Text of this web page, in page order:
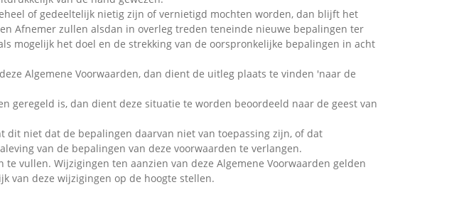
of gedeeltelijk nietig zijn of vernietigd mochten worden, dan blijft het
Afnemer zullen alsdan in overleg treden teneinde nieuwe bepalingen ter
mogelijk het doel en de strekking van de oorspronkelijke bepalingen in acht
Algemene Voorwaarden, dan dient de uitleg plaats te vinden 'naar de
geregeld is, dan dient deze situatie te worden beoordeeld naar de geest van
dit niet dat de bepalingen daarvan niet van toepassing zijn, of dat
van de bepalingen van deze voorwaarden te verlangen.
vullen. Wijzigingen ten aanzien van deze Algemene Voorwaarden gelden
van deze wijzigingen op de hoogte stellen.